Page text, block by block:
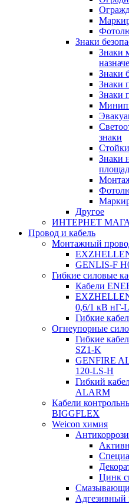
Знаки
Знаки
Знаки
Знаки
Знаки
знаки
Знаки
Другое
ИНТЕРНЕТ
Провод и кабель
Монтажный
GENLIS-F
Гибкие силовые
Кабели
0,6/1 кВ нГ-
Гибкие
Огнеупорные
Гибкие
SZ1-K
GENFIRE
120-LS-H
Гибкий
ALARM
Кабели
BIGGFLEX
Weicon химия
Цинк
Адгезивный